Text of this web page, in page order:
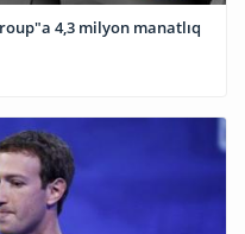
4,3 milyon manatlıq